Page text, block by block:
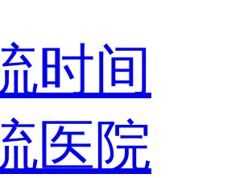
时间
医院